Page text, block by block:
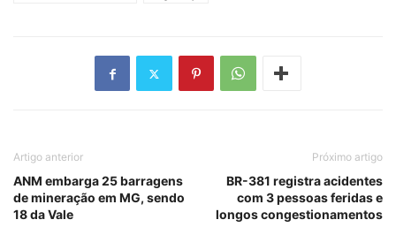
Artigo anterior
ANM embarga 25 barragens
de mineração em MG, sendo
18 da Vale
Próximo artigo
BR-381 registra acidentes
com 3 pessoas feridas e
longos congestionamentos